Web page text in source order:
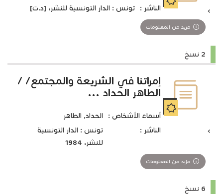
الناشر : تونس : الدار التونسية للنشر، [د.ت]
مزيد من المعلومات
2 نسخ
إمراتنا في الشريعة والمجتمع/ /
الطاهر الحداد ...
أسماء الأشخاص :
الحداد, الطاهر‏
الناشر :
تونس : الدار التونسية
للنشر، 1984
مزيد من المعلومات
6 نسخ